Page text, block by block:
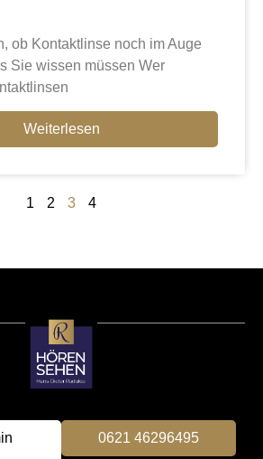
ob Kontaktlinse noch im Auge
Sie wissen müssen Wer
Weiterlesen
1 2 3 4
0621 46296495